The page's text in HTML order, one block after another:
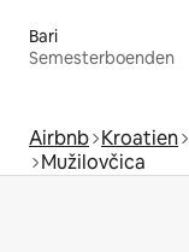
Bari
Semesterboenden
Airbnb Kroatien
Mužilovčica